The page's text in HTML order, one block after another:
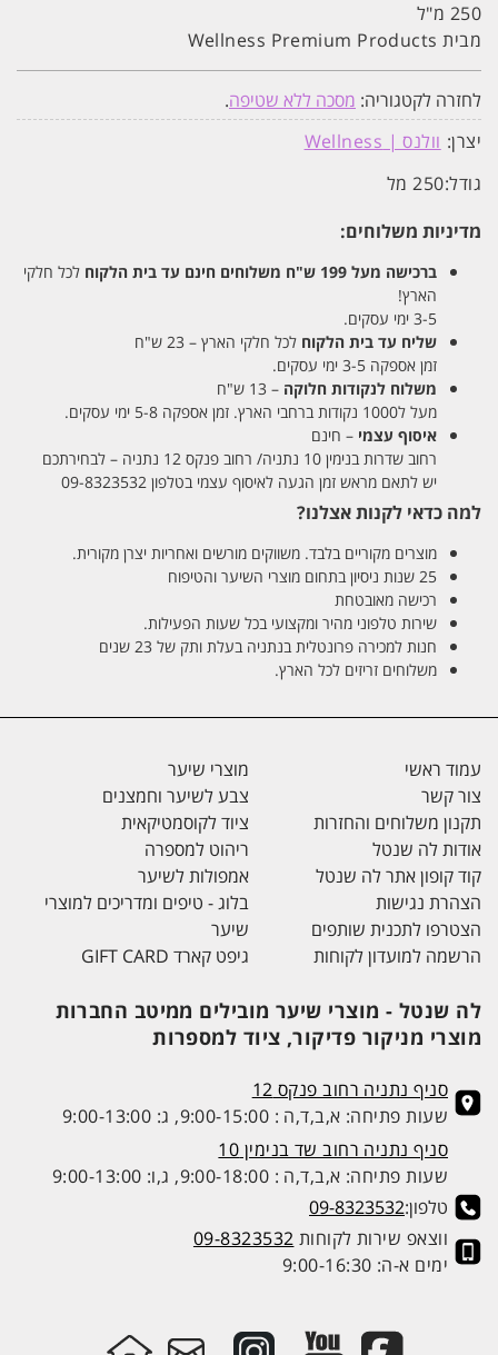
250 מ"ל
מבית Wellness Premium Products
לחזרה לקטגוריה: מסכה ללא שטיפה.
יצרן: וולנס | Wellness
גודל:250 מל
מדיניות משלוחים:
ברכישה מעל 199 ש"ח משלוחים חינם עד בית הלקוח לכל חלקי
הארץ!
3-5 ימי עסקים.
שליח עד בית הלקוח לכל חלקי הארץ – 23 ש"ח
זמן אספקה 3-5 ימי עסקים.
משלוח לנקודות חלוקה – 13 ש"ח
מעל ל1000 נקודות ברחבי הארץ. זמן אספקה 5-8 ימי עסקים.
איסוף עצמי – חינם
רחוב שדרות בנימין 10 נתניה/ רחוב פנקס 12 נתניה – לבחירתכם
יש לתאם מראש זמן הגעה לאיסוף עצמי בטלפון 09-8323532
למה כדאי לקנות אצלנו?
מוצרים מקוריים בלבד. משווקים מורשים ואחריות יצרן מקורית.
25 שנות ניסיון בתחום מוצרי השיער והטיפוח
רכישה מאובטחת
שירות טלפוני מהיר ומקצועי בכל שעות הפעילות.
חנות למכירה פרונטלית בנתניה בעלת ותק של 23 שנים
משלוחים זריזים לכל הארץ.
עמוד ראשי
צור קשר
תקנון משלוחים והחזרות
אודות לה שנטל
קוד קופון אתר לה שנטל
הצהרת נגישות
הצטרפו לתכנית שותפים
הרשמה למועדון לקוחות
מוצרי שיער
צבע לשיער וחמצנים
ציוד לקוסמטיקאית
ריהוט למספרה
אמפולות לשיער
בלוג - טיפים ומדריכים למוצרי
שיער
גיפט קארד GIFT CARD
לה שנטל - מוצרי שיער מובילים ממיטב החברות
מוצרי מניקור פדיקור, ציוד למספרות
סניף נתניה רחוב פנקס 12
שעות פתיחה: א,ב,ד,ה : 9:00-15:00, ג: 9:00-13:00
סניף נתניה רחוב שד בנימין 10
שעות פתיחה: א,ב,ד,ה : 9:00-18:00, ג,ו: 9:00-13:00
טלפון:09-8323532
ווצאפ שירות לקוחות 09-8323532
ימים א-ה: 9:00-16:30